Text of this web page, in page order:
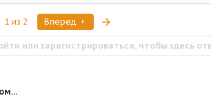
1 из 2 Вперед
или зарегистрироваться, чтобы здесь